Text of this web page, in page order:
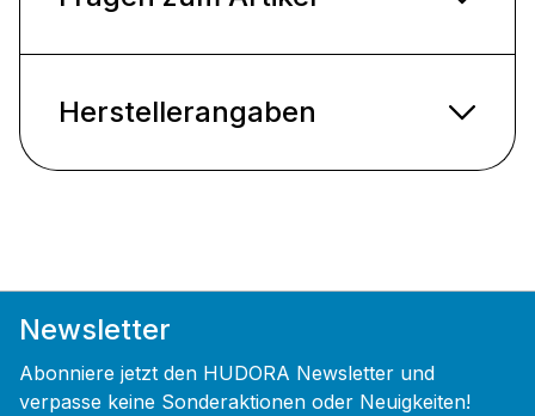
Herstellerangaben
Newsletter
Abonniere jetzt den HUDORA Newsletter und
verpasse keine Sonderaktionen oder Neuigkeiten!